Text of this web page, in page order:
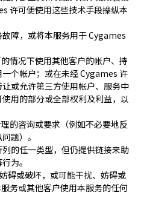
许可便使用这些技术手段操纵本
障，或将本服务用于 Cygames
情况下使用其他客户的帐户、持
个帐户；或在未经 Cygames 许
或允许第三方使用帐户、服务中
用的部分或全部权利及利益，以
的咨询或要求（例如不必要地反
题）。
的任一类型，但仍提供链接来助
为。
碍或破坏，或可能干扰、妨碍或
务或其他客户使用本服务的任何